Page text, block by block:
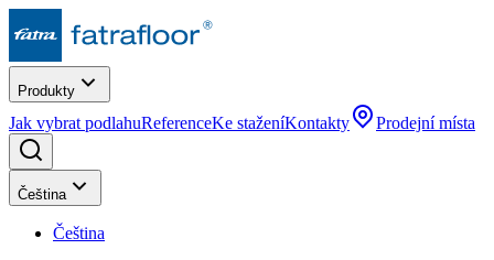
Produkty
Jak vybrat podlahuReferenceKe staženíKontakty Prodejní místa
Čeština
Čeština